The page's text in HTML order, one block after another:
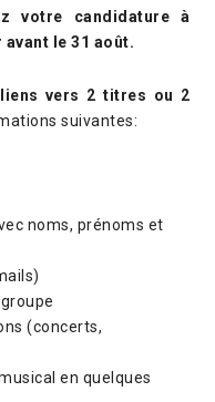
votre candidature à
le 31 août.
liens vers 2 titres ou 2
suivantes:
noms, prénoms et
(concerts,
en quelques